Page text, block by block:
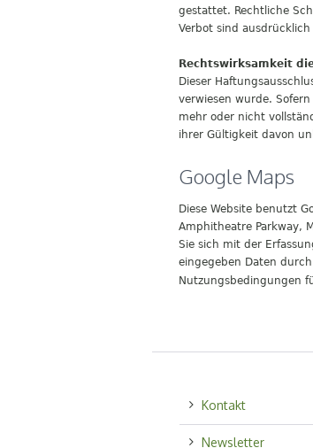
gestattet. Rechtliche
Verbot sind
Rechtswirksamkeit
Dieser
verwiesen wurde.
mehr oder nicht
ihrer Gültigkeit davon
Google Maps
Diese Website benutzt
Amphitheatre Parkway,
Sie sich mit der
eingegeben Daten
Nutzungsbedingungen
Kontakt
Newsletter